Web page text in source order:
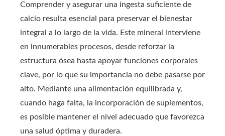
Comprender y asegurar una ingesta suficiente de
calcio resulta esencial para preservar el bienestar
integral a lo largo de la vida. Este mineral interviene
en innumerables procesos, desde reforzar la
estructura ósea hasta apoyar funciones corporales
clave, por lo que su importancia no debe pasarse por
alto. Mediante una alimentación equilibrada y,
cuando haga falta, la incorporación de suplementos,
es posible mantener el nivel adecuado que favorezca
una salud óptima y duradera.